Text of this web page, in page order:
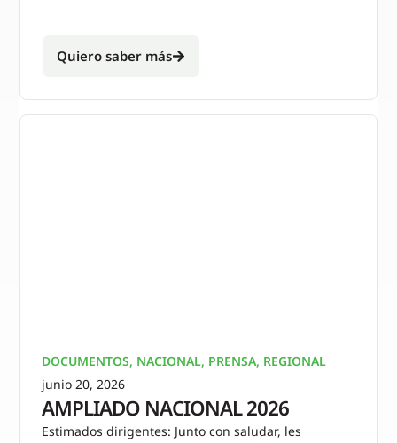
Quiero saber más
DOCUMENTOS, NACIONAL, PRENSA, REGIONAL
junio 20, 2026
AMPLIADO NACIONAL 2026
Estimados dirigentes: Junto con saludar, les